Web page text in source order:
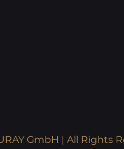
GmbH | All Rights